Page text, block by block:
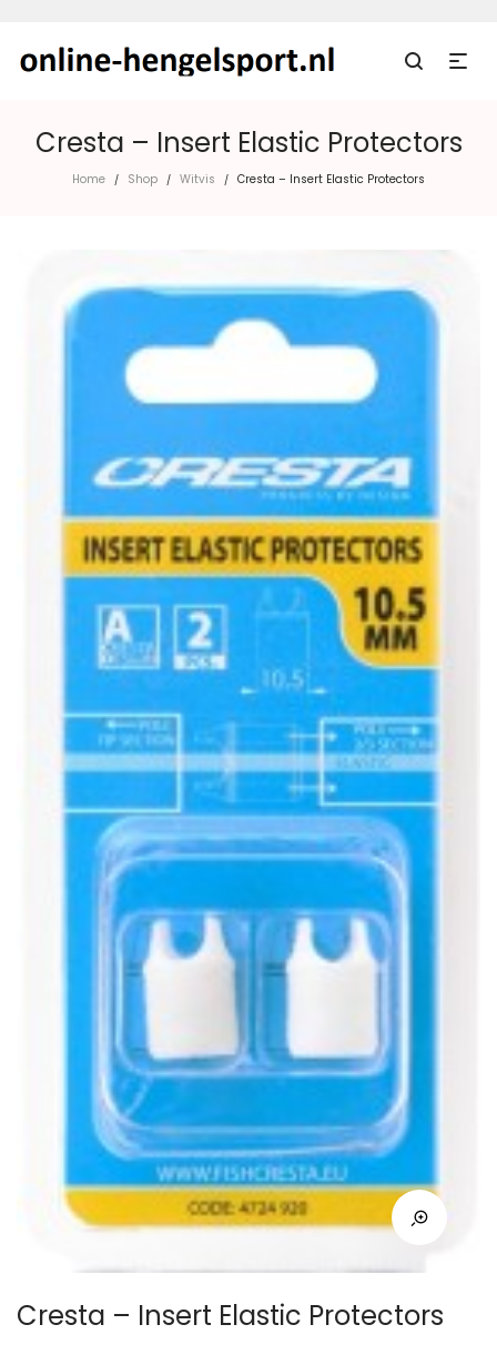
Cresta – Insert Elastic Protectors
Home / Shop / Witvis / Cresta – Insert Elastic Protectors
Cresta – Insert Elastic Protectors